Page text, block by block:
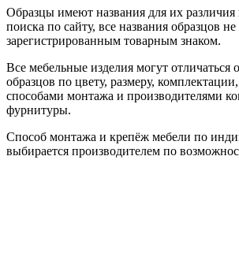
Образцы имеют названия для их различия
поиска по сайту, все названия образцов
зарегистрированным товарным знаком.
Все мебельные изделия могут отличаться
образцов по цвету, размеру,
способами монтажа и производителями
фурнитуры.
Способ монтажа и крепёж мебели по
выбирается производителем по